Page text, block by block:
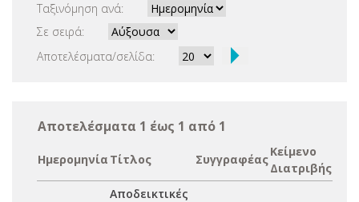
Ταξινόμηση ανά:
Σε σειρά:
Αποτελέσματα/σελίδα:
Αποτελέσματα 1 έως 1 από 1
Ημερομηνία Τίτλος Συγγραφέας
Κείμενο
Διατριβής
Αποδεικτικές